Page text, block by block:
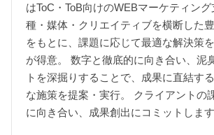
はToC・ToB向けのWEBマーケティン
種・媒体・クリエイティブを横断した
をもとに、課題に応じて最適な解決策
が得意。 数字と徹底的に向き合い、泥
トを深掘りすることで、成果に直結す
な施策を提案・実行。 クライアントの
に向き合い、成果創出にコミットします